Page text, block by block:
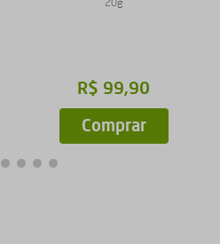
20g
R$ 99,90
Comprar